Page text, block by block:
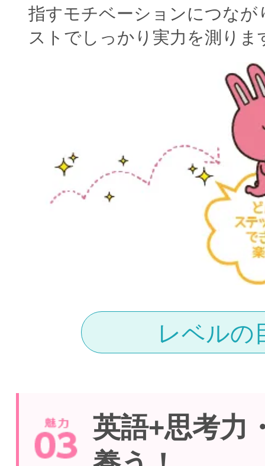
指すモチベーションにつなが
ストでしっかり実力を測りま
レベルの
英語+思考力